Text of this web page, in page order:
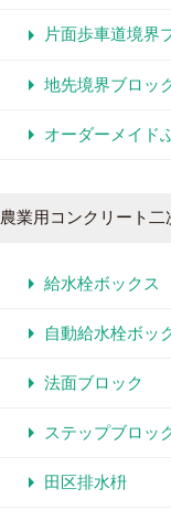
arrow_right 片面歩車道境界
arrow_right 地先境界ブロッ
arrow_right オーダーメイド
農業用コンクリート二
arrow_right 給水栓ボックス
arrow_right 自動給水栓ボッ
arrow_right 法面ブロック
arrow_right ステップブロッ
arrow_right 田区排水枡